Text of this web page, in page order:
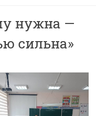
нужна —
сильна»